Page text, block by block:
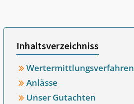
Inhaltsverzeichniss
Wertermittlungsverfahren
Anlässe
Unser Gutachten